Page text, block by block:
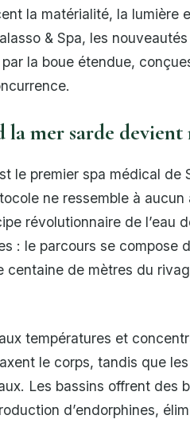
la matérialité, la
& Spa, les
la boue étendue,
la mer sarde
le premier spa médical
ne ressemble à
révolutionnaire de l’eau
: le parcours se compose
centaine de mètres du
températures et
le corps, tandis que
Les bassins offrent des
d’endorphines,